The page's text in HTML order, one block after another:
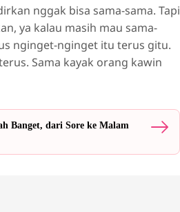
nggak bisa sama-sama. Tapi
ya kalau masih mau sama-
nginget-nginget itu terus gitu.
Sama kayak orang kawin
Banget, dari Sore ke Malam